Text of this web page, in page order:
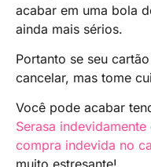
acabar em uma bola
ainda mais sérios.
Portanto se seu
cancelar, mas tome
Você pode acabar
Serasa indevidamente
compra indevida no